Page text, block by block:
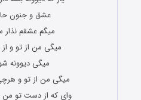
عشق و جنون
میگم عشقم
میگی من از تو و
میگی دیوونه
میگی من از تو و
وای که از دست تو من